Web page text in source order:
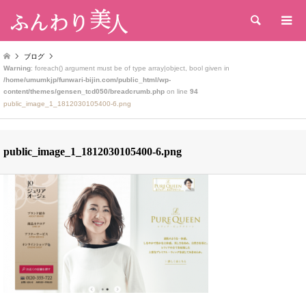
検索
ブログ
Warning: foreach() argument must be of type array|object, bool given in
/home/umumkjp/funwari-bijin.com/public_html/wp-
content/themes/gensen_tcd050/breadcrumb.php on line 94
public_image_1_1812030105400-6.png
public_image_1_1812030105400-6.png